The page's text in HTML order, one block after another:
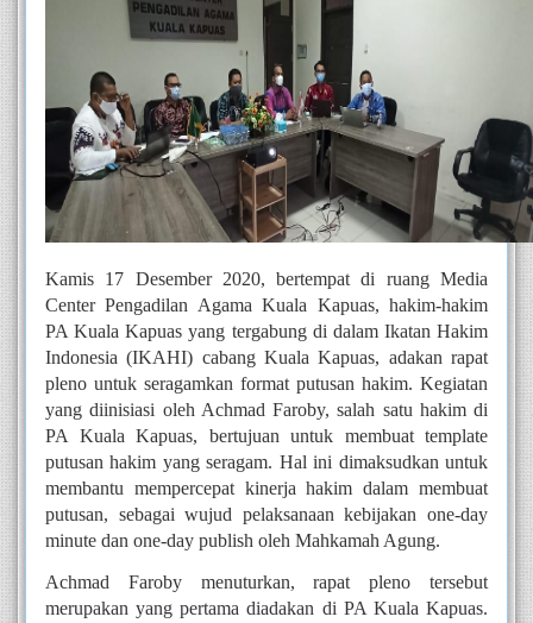
Kamis 17 Desember 2020, bertempat di ruang Media
Center Pengadilan Agama Kuala Kapuas, hakim-hakim
PA Kuala Kapuas yang tergabung di dalam Ikatan Hakim
Indonesia (IKAHI) cabang Kuala Kapuas, adakan rapat
pleno untuk seragamkan format putusan hakim. Kegiatan
yang diinisiasi oleh Achmad Faroby, salah satu hakim di
PA Kuala Kapuas, bertujuan untuk membuat template
putusan hakim yang seragam. Hal ini dimaksudkan untuk
membantu mempercepat kinerja hakim dalam membuat
putusan, sebagai wujud pelaksanaan kebijakan one-day
minute dan one-day publish oleh Mahkamah Agung.
Achmad Faroby menuturkan, rapat pleno tersebut
merupakan yang pertama diadakan di PA Kuala Kapuas.